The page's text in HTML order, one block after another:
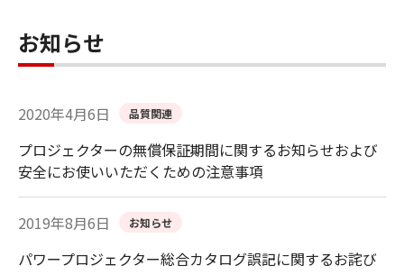
お知らせ
2020年4月6日 品質関連
プロジェクターの無償保証期間に関するお知らせおよび
安全にお使いいただくための注意事項
2019年8月6日 お知らせ
パワープロジェクター総合カタログ誤記に関するお詫び